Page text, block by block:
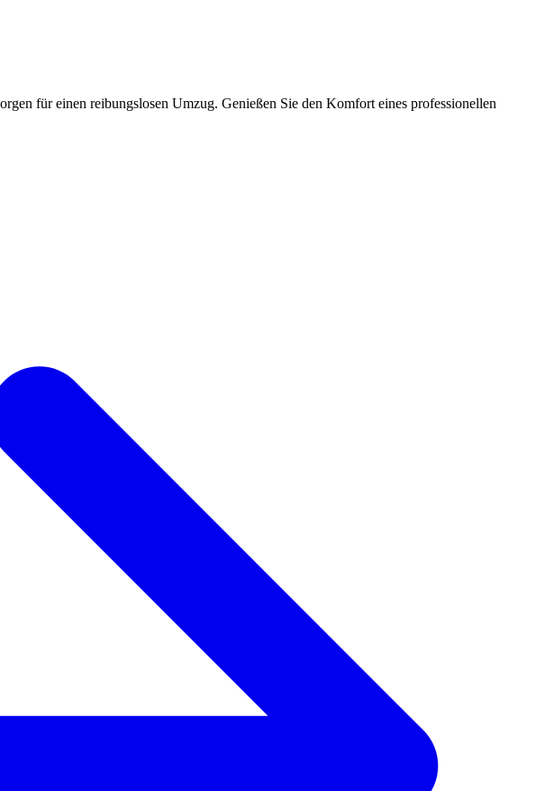
für einen reibungslosen Umzug. Genießen Sie den Komfort eines professionellen